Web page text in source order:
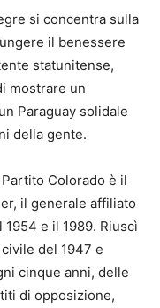
si concentra sulla
il benessere
statunitense,
mostrare un
Paraguay solidale
della gente.
Colorado è il
il generale affiliato
e il 1989. Riuscì
del 1947 e
cinque anni, delle
di opposizione,